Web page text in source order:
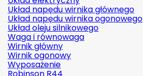
Układ napędu wirnika głównego
Układ napędu wirnika ogonowego
Układ oleju silnikowego
Waga i równowaga
Wirnik główny
Wirnik ogonowy
Wyposażenie
Robinson R44